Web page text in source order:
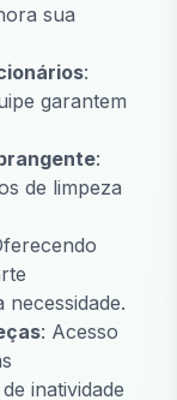
sua
:
garantem
:
de limpeza
: Acesso
inatividade